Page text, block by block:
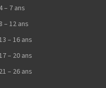
4 – 7 ans
8 – 12 ans
– 16 ans
– 20 ans
21 – 26 ans